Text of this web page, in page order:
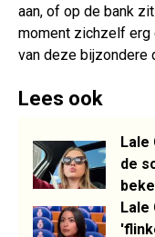
aan, of op de bank
moment zichzelf erg
van deze bijzondere
Lees ook
Lale
de